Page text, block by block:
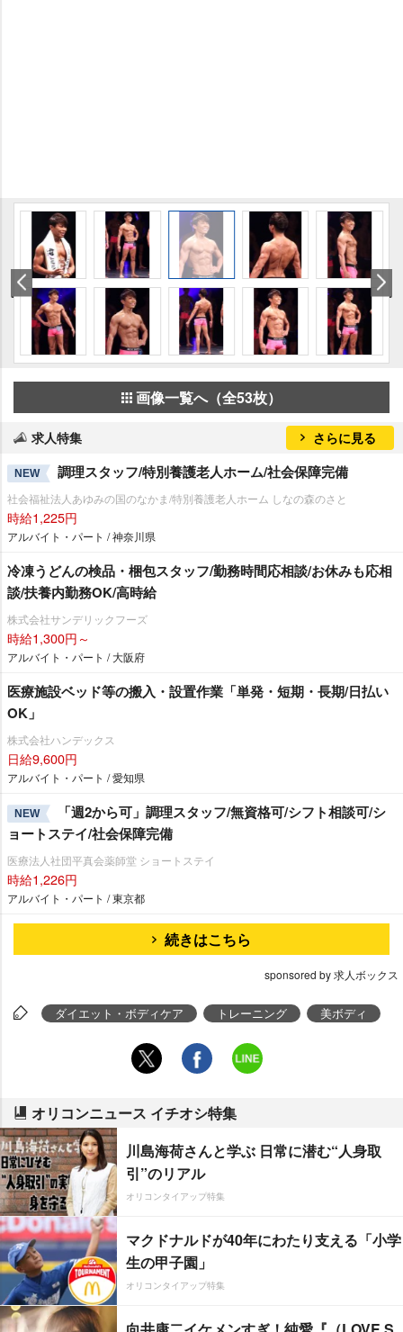
画像一覧へ（全53枚）
求人特集 さらに見る
NEW 調理スタッフ/特別養護老人ホーム/社会保障完備
社会福祉法人あゆみの国のなかま/特別養護老人ホーム しなの森のさと
時給1,225円
アルバイト・パート / 神奈川県
冷凍うどんの検品・梱包スタッフ/勤務時間応相談/お休みも応相
談/扶養内勤務OK/高時給
株式会社サンデリックフーズ
時給1,300円～
アルバイト・パート / 大阪府
医療施設ベッド等の搬入・設置作業「単発・短期・長期/日払い
OK」
株式会社ハンデックス
日給9,600円
アルバイト・パート / 愛知県
NEW
「週2から可」調理スタッフ/無資格可/シフト相談可/シ
ョートステイ/社会保障完備
医療法人社団平真会薬師堂 ショートステイ
時給1,226円
アルバイト・パート / 東京都
続きはこちら
sponsored by 求人ボックス
ダイエット・ボディケア トレーニング 美ボディ
オリコンニュース イチオシ特集
川島海荷さんと学ぶ 日常に潜む“人身取
引”のリアル
オリコンタイアップ特集
マクドナルドが40年にわたり支える「小学
生の甲子園」
オリコンタイアップ特集